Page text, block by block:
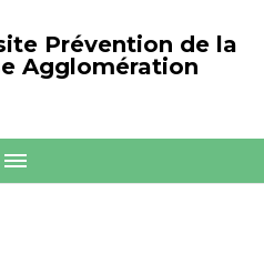
Prévention de la
Agglomération